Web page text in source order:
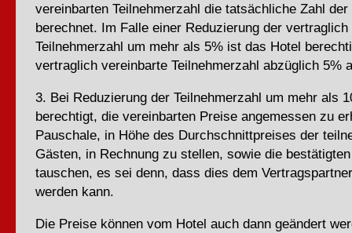
vereinbarten Teilnehmerzahl die tatsächliche Zahl der
berechnet. Im Falle einer Reduzierung der
Teilnehmerzahl um mehr als 5% ist das Hotel
vertraglich vereinbarte Teilnehmerzahl abzüglich 5%
3. Bei Reduzierung der Teilnehmerzahl um mehr als
berechtigt, die vereinbarten Preise angemessen zu
Pauschale, in Höhe des Durchschnittpreises der
Gästen, in Rechnung zu stellen, sowie die
tauschen, es sei denn, dass dies dem
werden kann.
Die Preise können vom Hotel auch dann geändert